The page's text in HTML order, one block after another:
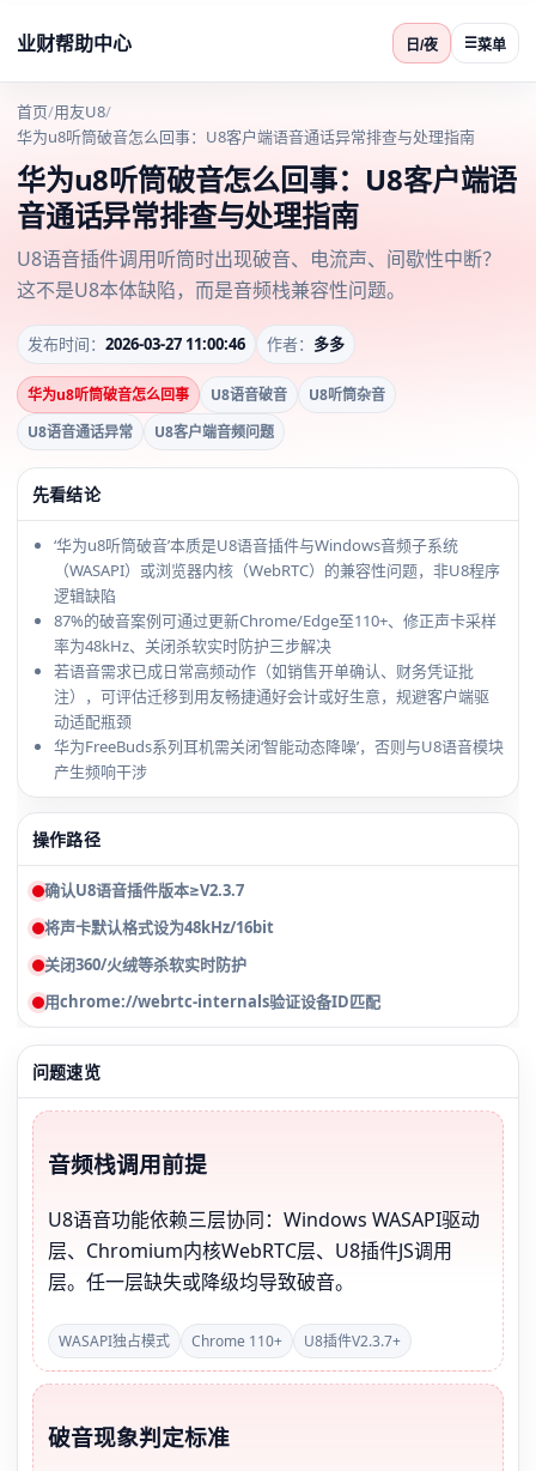
业财帮助中心 日/夜 ☰菜单
首页/用友U8/
华为u8听筒破音怎么回事：U8客户端语音通话异常排查与处理指南
华为u8听筒破音怎么回事：U8客户端语
音通话异常排查与处理指南
U8语音插件调用听筒时出现破音、电流声、间歇性中断？
这不是U8本体缺陷，而是音频栈兼容性问题。
发布时间： 2026-03-27 11:00:46 作者： 多多
华为u8听筒破音怎么回事 U8语音破音
U8听筒杂音
U8语音通话异常
U8客户端音频问题
先看结论
‘华为u8听筒破音’本质是U8语音插件与Windows音频子系统
（WASAPI）或浏览器内核（WebRTC）的兼容性问题，非U8程序
逻辑缺陷
87%的破音案例可通过更新Chrome/Edge至110+、修正声卡采样
率为48kHz、关闭杀软实时防护三步解决
若语音需求已成日常高频动作（如销售开单确认、财务凭证批
注），可评估迁移到用友畅捷通好会计或好生意，规避客户端驱
动适配瓶颈
华为FreeBuds系列耳机需关闭‘智能动态降噪’，否则与U8语音模块
产生频响干涉
操作路径
确认U8语音插件版本≥V2.3.7
将声卡默认格式设为48kHz/16bit
关闭360/火绒等杀软实时防护
用chrome://webrtc-internals验证设备ID匹配
问题速览
音频栈调用前提
U8语音功能依赖三层协同：Windows WASAPI驱动
层、Chromium内核WebRTC层、U8插件JS调用
层。任一层缺失或降级均导致破音。
WASAPI独占模式 Chrome 110+ U8插件V2.3.7+
破音现象判定标准